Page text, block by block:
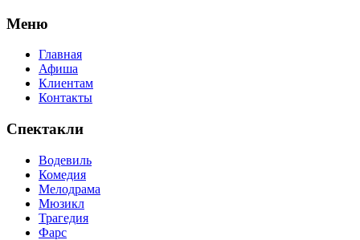
Меню
Главная
Афиша
Клиентам
Контакты
Спектакли
Водевиль
Комедия
Мелодрама
Мюзикл
Трагедия
Фарс